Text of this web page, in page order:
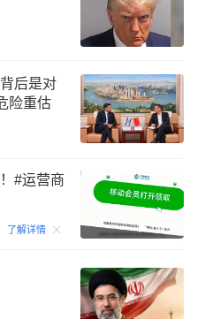
后是对
险重估
#运营商
了解详情 00:15